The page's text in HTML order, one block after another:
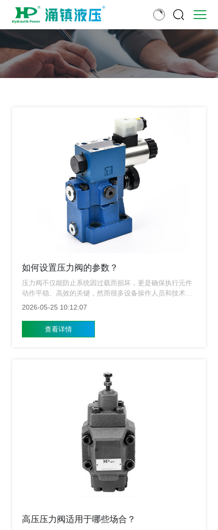
如何设置压力阀的参数？
压力阀不仅能防止系统因过载而损坏，更是确保执行元件
动作平稳、高效的关键，然而很多设备操作人员和技术操
作人员在面对“如何设置压力阀的参数”这一问题时，往往
压力阀厂家为您详细讲解压力阀参数设置的黄金法则，助
您轻松掌握精准控压的核心技术。
2026-05-25 10:12:07
查看详情
高压压力阀适用于哪些场合？